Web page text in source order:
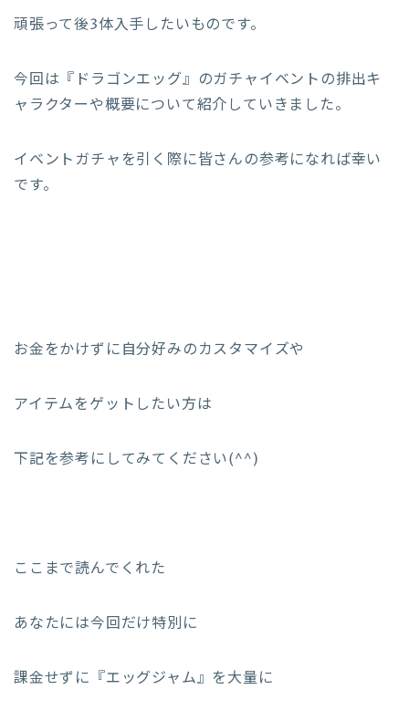
頑張って後3体入手したいものです。
今回は『ドラゴンエッグ』のガチャイベントの排出キ
ャラクターや概要について紹介していきました。
イベントガチャを引く際に皆さんの参考になれば幸い
です。
お金をかけずに自分好みのカスタマイズや
アイテムをゲットしたい方は
下記を参考にしてみてください(^^)
ここまで読んでくれた
あなたには今回だけ特別に
課金せずに『エッグジャム』を大量に